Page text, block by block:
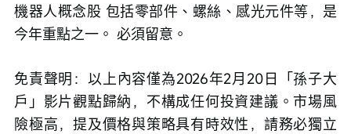
機器人概念股 包括零部件、螺絲、感光元件等，是
今年重點之一。 必須留意。
免責聲明：以上內容僅為2026年2月20日「孫子大
戶」影片觀點歸納，不構成任何投資建議。市場風
險極高，提及價格與策略具有時效性，請務必獨立